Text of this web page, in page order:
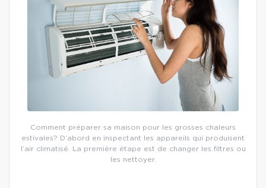
Comment préparer sa maison pour les grosses chaleurs
estivales? D’abord en inspectant les appareils qui produisent
l’air climatisé. La première étape est de changer les filtres ou
les nettoyer.